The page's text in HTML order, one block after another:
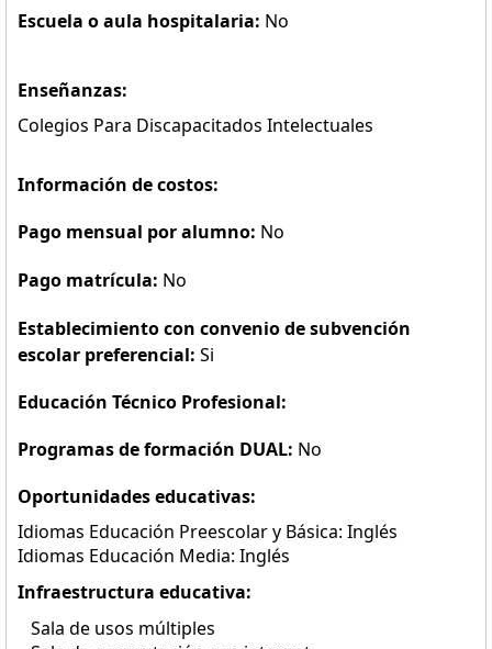
Escuela o aula hospitalaria: No
Enseñanzas:
Colegios Para Discapacitados Intelectuales
Información de costos:
Pago mensual por alumno: No
Pago matrícula: No
Establecimiento con convenio de subvención
escolar preferencial: Si
Educación Técnico Profesional:
Programas de formación DUAL: No
Oportunidades educativas:
Idiomas Educación Preescolar y Básica: Inglés
Idiomas Educación Media: Inglés
Infraestructura educativa:
Sala de usos múltiples